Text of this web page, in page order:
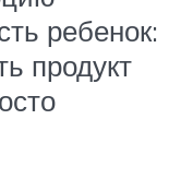
ребенок:
продукт